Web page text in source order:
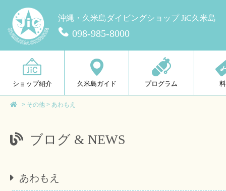
沖縄・久米島ダイビングショップ JiC久米島
098-985-8000
ショップ紹介 久米島ガイド プログラム
> その他 > あわもえ
ブログ & NEWS
あわもえ